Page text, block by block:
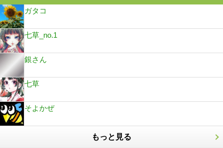
ガタコ
七草_no.1
銀さん
七草
そよかぜ
もっと見る